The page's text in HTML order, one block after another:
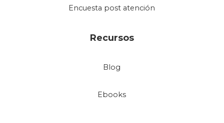
Encuesta post atención
Recursos
Blog
Ebooks